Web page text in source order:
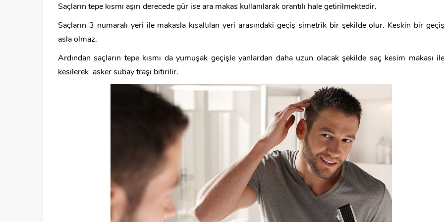
Saçların tepe kısmı aşırı derecede gür ise ara makas kullanılarak orantılı hale getirilmektedir.
Saçların 3 numaralı yeri ile makasla kısaltılan yeri arasındaki geçiş simetrik bir şekilde olur. Keskin bir geçiş
asla olmaz.
Ardından saçların tepe kısmı da yumuşak geçişle yanlardan daha uzun olacak şekilde saç kesim makası ile
kesilerek asker subay traşı bitirilir.